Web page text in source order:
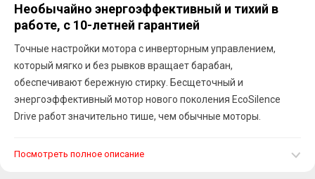
Необычайно энергоэффективный и тихий в
работе, с 10-летней гарантией
Точные настройки мотора с инверторным управлением,
который мягко и без рывков вращает барабан,
обеспечивают бережную стирку. Бесщеточный и
энергоэффективный мотор нового поколения EcoSilence
Drive работ значительно тише, чем обычные моторы.
Посмотреть полное описание